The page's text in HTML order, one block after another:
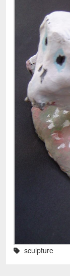
sculpture